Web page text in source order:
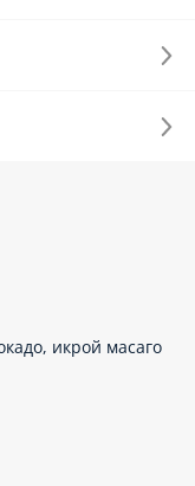
авокадо, икрой